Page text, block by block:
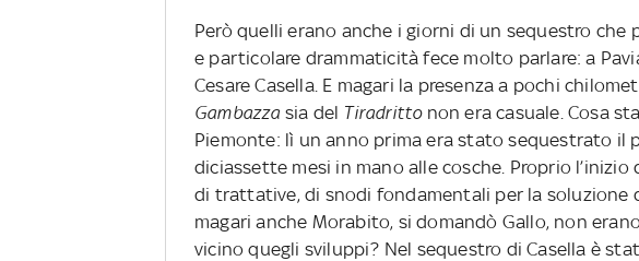
Però quelli erano anche i giorni di un sequestro
e particolare drammaticità fece molto parlare: a
Cesare Casella. E magari la presenza a pochi
Gambazza sia del Tiradritto non era casuale. Cosa
Piemonte: lì un anno prima era stato sequestrato il
diciassette mesi in mano alle cosche. Proprio
di trattative, di snodi fondamentali per la soluzione
magari anche Morabito, si domandò Gallo, non
vicino quegli sviluppi? Nel sequestro di Casella è